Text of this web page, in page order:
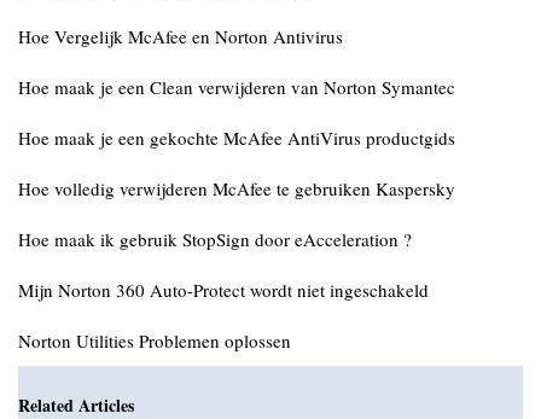
Hoe Vergelijk McAfee en Norton Antivirus
Hoe maak je een Clean verwijderen van Norton Symantec
Hoe maak je een gekochte McAfee AntiVirus productgids
Hoe volledig verwijderen McAfee te gebruiken Kaspersky
Hoe maak ik gebruik StopSign door eAcceleration ?
Mijn Norton 360 Auto-Protect wordt niet ingeschakeld
Norton Utilities Problemen oplossen
Related Articles